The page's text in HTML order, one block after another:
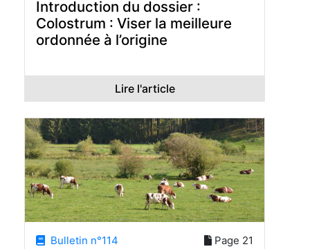
Introduction du dossier :
Colostrum : Viser la meilleure
ordonnée à l’origine
Lire l'article
Bulletin n°114 Page 21